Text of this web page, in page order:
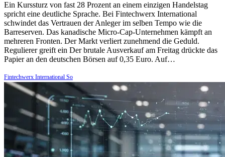
Ein Kurssturz von fast 28 Prozent an einem einzigen Handelstag
spricht eine deutliche Sprache. Bei Fintechwerx International
schwindet das Vertrauen der Anleger im selben Tempo wie die
Barreserven. Das kanadische Micro-Cap-Unternehmen kämpft an
mehreren Fronten. Der Markt verliert zunehmend die Geduld.
Regulierer greift ein Der brutale Ausverkauf am Freitag drückte das
Papier an den deutschen Börsen auf 0,35 Euro. Auf…
Fintechwerx International So